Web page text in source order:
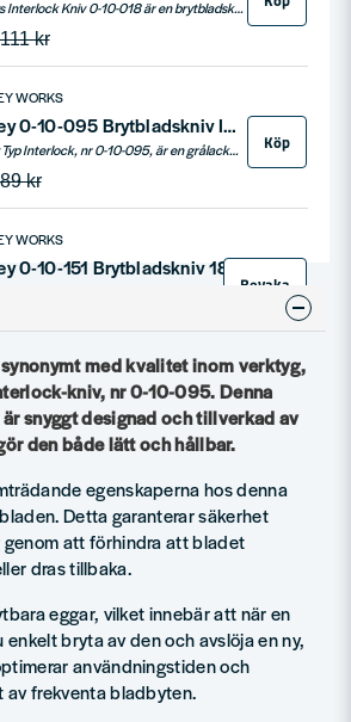
Stanleys Interlock Kniv 0-10-018 är en brytbladskniv utrustad med en kraftig metallkropp och designad för hållbarhet. Lösningsmedelsbeständig och erbjuder smidigt brytbladsbyte helt utan verktyg. Mäter 165mm i totallängd, bladbredd på 18mm, och är tillverkad med ett skaft av aluminium.
111 kr
WORKS
Stanley 0-10-095 Brytbladskniv Interlock 9mm
Stanley Typ Interlock, nr 0-10-095, är en grålackerad brytbladskniv av lättmetall med låsbara blad. Kniven har tolv brytbara eggar och är förskjutbar. Levereras med blad nr 0-11-300. Mäter 135mm i totallängd och har en bladbredd på 9mm med ett skaft av aluminium.
89 kr
Köp
WORKS
Stanley 0-10-151 Brytbladskniv 18mm
Stanleys Brytbladskniv 0-10-151 är en kompakt brytbladskniv med en 18mm bladbredd. Den inkluderar funktioner som bladbrytare i handtaget, flerläges tryckknapp för enkel användning och ett tvådelat formgjutet hus. Mäter 160mm i längd.Bevaka
med kvalitet inom verktyg,
kniv, nr 0-10-095. Denna
snyggt designad och tillverkad av
den både lätt och hållbar.
egenskaperna hos denna
Detta garanterar säkerhet
att förhindra att bladet
dras tillbaka.
eggar, vilket innebär att när en
enkelt bryta av den och avslöja en ny,
användningstiden och
av frekventa bladbyten.